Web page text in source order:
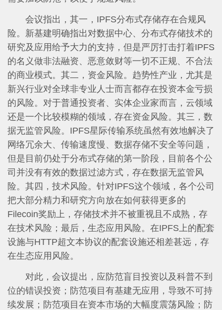
会议指出，其一，IPFS分布式存储存在合规风
险。新基建明确指出对数据中心、分布式存储技术的
研究及应用给予大力的支持，但是严厉打击打着IPFS
的名义做非法融资、恶意敛财等一切不正规、不合法
的商业模式。其二，资金风险。趋势性产业，尤其是
新兴行业对全球非专业人士而言都存在投资本金亏损
的风险。对于普通投资者、实体企业家而言，云领域
还是一个比较模糊的领域，存在资金风险。其三，数
据无监管风险。IPFS星际传输系统虽然有效地解决了
网络冗余大、传输速度慢、数据存储不安全等问题，
但是目前仍处于分布式存储的第一阶段，目前各个公
司并没有有效的数据过滤方式，存在数据无监管风
险。其四，技术风险。针对IPFS这个领域，各个公司
把大部分精力和研究方向放在如何获得更多的
Filecoin奖励上，存储技术并不被重视且不成熟，存
在技术风险；最后，生态应用风险。在IPFS上的配套
设施与HTTP超文本协议的配套设施还相差甚远，存
在生态应用风险。
对此，会议提出，应防范盲目投资以及科普不到
位的错误投资；防范项目有基建无应用，导致不可持
续发展；防范项目在资本市场的大幅度震荡风险；防